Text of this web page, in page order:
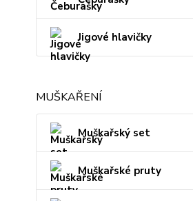
Jigové hlavičky
MUŠKAŘENÍ
Muškařský set
Muškařské pruty